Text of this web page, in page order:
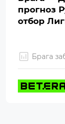
прогноз
отбор
Брага